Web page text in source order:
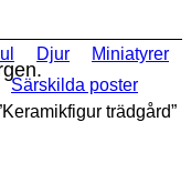
Djur
Miniatyrer
Särskilda poster
trädgård”